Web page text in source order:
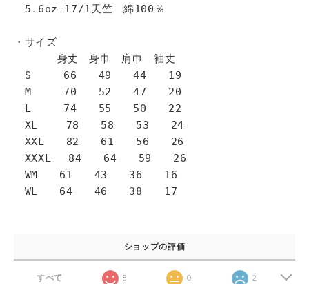
5.6oz 17/1天竺 綿100％
・サイズ
身丈 身巾 肩巾 袖丈
S 66 49 44 19
M 70 52 47 20
L 74 55 50 22
XL 78 58 53 24
XXL 82 61 56 26
XXXL 84 64 59 26
WM 61 43 36 16
WL 64 46 38 17
ショップの評価
すべて 8 0 2